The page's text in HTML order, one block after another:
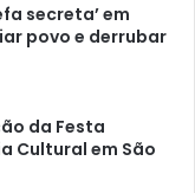
secreta’ em
povo e derrubar
da Festa
Cultural em São